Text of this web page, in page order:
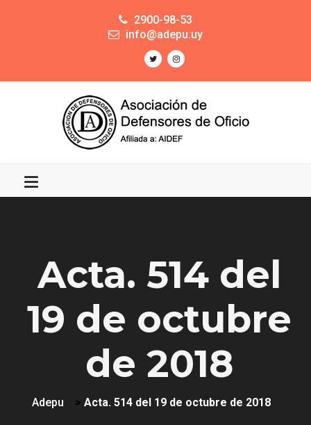
2900-98-53
info@adepu.uy
Acta. 514 del
19 de octubre
de 2018
Adepu > Acta. 514 del 19 de octubre de 2018